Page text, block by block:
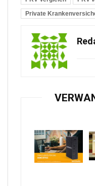
Private